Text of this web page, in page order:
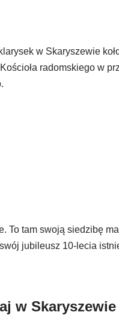
w Skaryszewie
radomskiego w
To tam swoją siedzibę
jubileusz 10-lecia
w Skaryszewie